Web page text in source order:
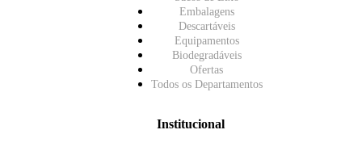
Embalagens
Descartáveis
Equipamentos
Biodegradáveis
Ofertas
Todos os Departamentos
Institucional